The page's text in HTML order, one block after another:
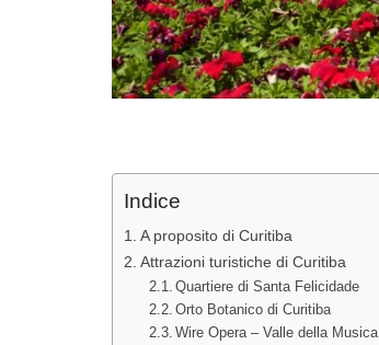
Indice
A proposito di Curitiba
Attrazioni turistiche di Curitiba
Quartiere di Santa Felicidade
Orto Botanico di Curitiba
Wire Opera – Valle della Musica